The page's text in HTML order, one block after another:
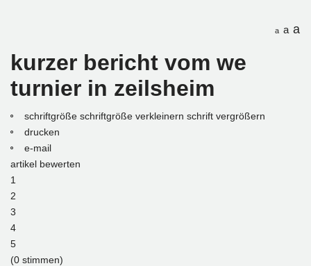
a a a
kurzer bericht vom we
turnier in zeilsheim
schriftgröße schriftgröße verkleinern schrift vergrößern
drucken
e-mail
artikel bewerten
1
2
3
4
5
(0 stimmen)